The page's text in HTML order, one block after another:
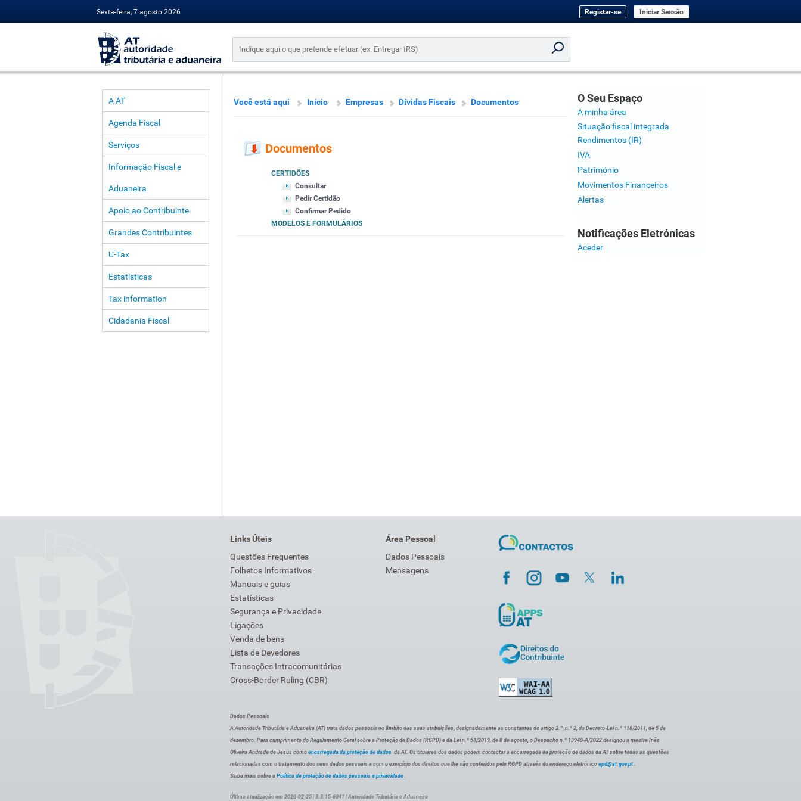
Sexta-feira, 7 agosto 2026 Registar-se Iniciar Sessão
A AT
Agenda Fiscal
Serviços
Informação Fiscal e
Aduaneira
Apoio ao Contribuinte
Grandes Contribuintes
U-Tax
Estatísticas
Tax information
Cidadania Fiscal
Você está aqui Início Empresas Dívidas Fiscais Documentos
Documentos
CERTIDÕES
Consultar
Pedir Certidão
Confirmar Pedido
MODELOS E FORMULÁRIOS
O Seu Espaço
A minha área
Situação fiscal integrada
Rendimentos (IR)
IVA
Património
Movimentos Financeiros
Alertas
Notificações Eletrónicas
Aceder
Links Úteis
Questões Frequentes
Folhetos Informativos
Manuais e guias
Estatísticas
Segurança e Privacidade
Ligações
Venda de bens
Lista de Devedores
Transações Intracomunitárias
Cross-Border Ruling (CBR)
Área Pessoal
Dados Pessoais
Mensagens
Dados Pessoais
A Autoridade Tributária e Aduaneira (AT) trata dados pessoais no âmbito das suas atribuições, designadamente as constantes do artigo 2.º, n.º 2, do Decreto-Lei n.º 118/2011, de 5 de
dezembro. Para cumprimento do Regulamento Geral sobre a Proteção de Dados (RGPD) e da Lei n.º 58/2019, de 8 de agosto, o Despacho n.º 13949-A/2022 designou a mestre Inês
Oliveira Andrade de Jesus como encarregada da proteção de dados da AT. Os titulares dos dados podem contactar a encarregada da proteção de dados da AT sobre todas as questões
relacionadas com o tratamento dos seus dados pessoais e com o exercício dos direitos que lhe são conferidos pelo RGPD através do endereço eletrónico epd@at.gov.pt .
Saiba mais sobre a Política de proteção de dados pessoais e privacidade .
Última atualização em 2026-02-25 | 3.3.15-6041 | Autoridade Tributária e Aduaneira